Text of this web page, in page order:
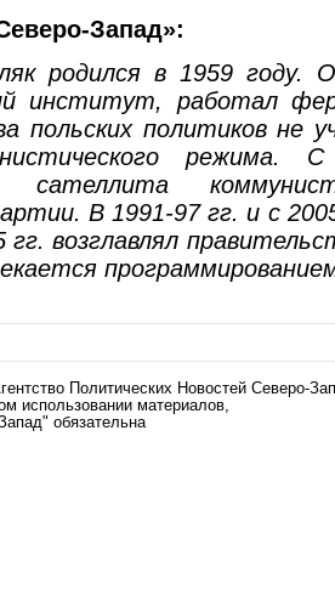
Запад»:
родился в 1959 году.
институт, работал
польских политиков не
режима.
сателлита
В 1991-97 гг. и с
гг. возглавлял
Политических Новостей Северо-
использовании материалов,
обязательна